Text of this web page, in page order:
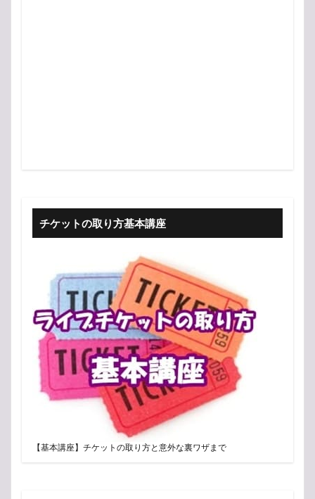
チケットの取り方基本講座
【基本講座】チケットの取り方と意外な裏ワザまで